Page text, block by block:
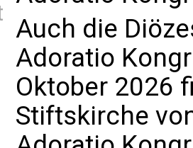
Auch die
Adoratio
Oktober 2026
Stiftskirche